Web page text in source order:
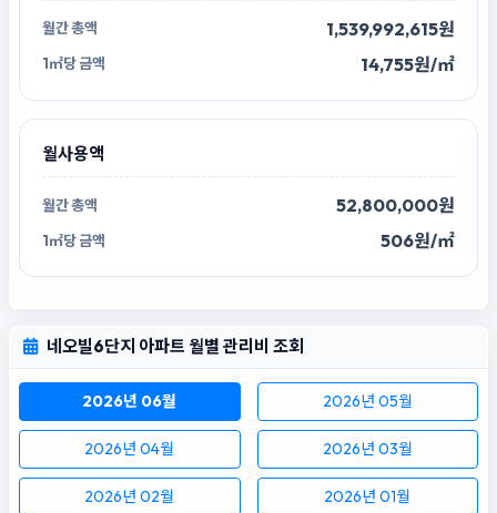
1,539,992,615원
14,755원/㎡
월사용액
52,800,000원
506원/㎡
네오빌6단지 아파트 월별 관리비 조회
2026년 06월 2026년 05월
2026년 04월 2026년 03월
2026년 02월 2026년 01월